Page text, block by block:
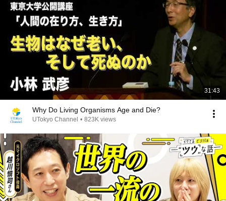
31:43
Why Do Living Organisms Age and Die?
UTokyo Channel • 823K views